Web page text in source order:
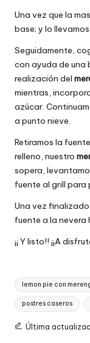
Una vez que la
base; y lo
Seguidamente,
con ayuda de una
realización del
mientras,
azúcar.
a punto nieve.
Retiramos la
relleno, nuestro
sopera,
fuente al grill para
Una vez finalizado
fuente a la nevera
¡¡ Y listo!! ¡¡A
Etiquetas:
lemon pie con
postres caseros
Última